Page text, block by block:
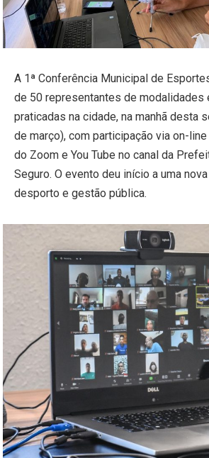
A 1ª Conferência Municipal de
de 50 representantes de modalidades
praticadas na cidade, na manhã desta
de março), com participação via on-
do Zoom e You Tube no canal da
Seguro. O evento deu início a uma
desporto e gestão pública.